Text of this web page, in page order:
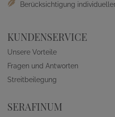
Berücksichtigung
KUNDENSERVICE
Unsere Vorteile
Fragen und Antworten
Streitbeilegung
SERAFINUM